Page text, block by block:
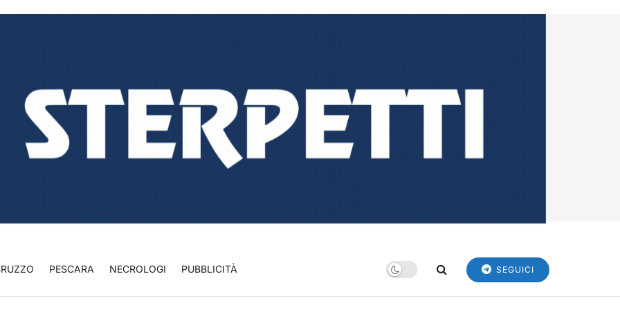
PESCARA NECROLOGI PUBBLICITÀ SEGUICI